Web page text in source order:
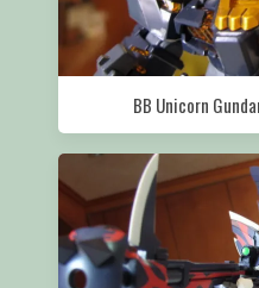
BB Unicorn